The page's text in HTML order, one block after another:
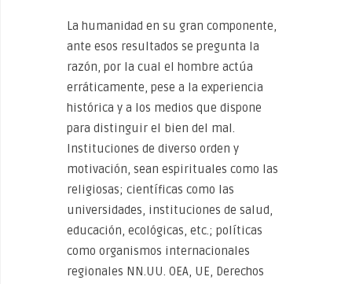
La humanidad en su gran componente,
ante esos resultados se pregunta la
razón, por la cual el hombre actúa
erráticamente, pese a la experiencia
histórica y a los medios que dispone
para distinguir el bien del mal.
Instituciones de diverso orden y
motivación, sean espirituales como las
religiosas; científicas como las
universidades, instituciones de salud,
educación, ecológicas, etc.; políticas
como organismos internacionales
regionales NN.UU. OEA, UE, Derechos